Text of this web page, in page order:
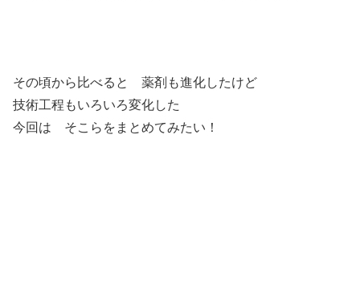
その頃から比べると 薬剤も進化したけど
技術工程もいろいろ変化した
今回は そこらをまとめてみたい！